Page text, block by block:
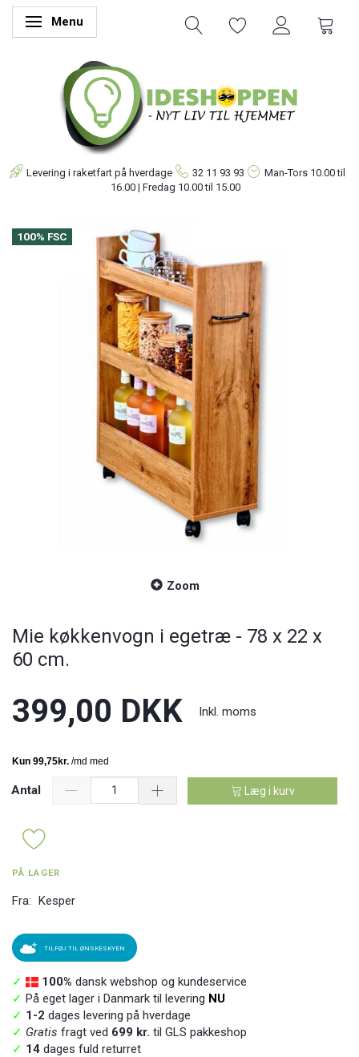
Skifte navigation
Menu
Levering i raketfart på hverdage 32 11 93 93 Man-Tors 10.00 til
16.00 | Fredag 10.00 til 15.00
100% FSC
Zoom
Mie køkkenvogn i egetræ - 78 x 22 x
60 cm.
399,00 DKK Inkl. moms
Antal Læg i kurv
PÅ LAGER
Fra: Kesper
TILFØJ TIL ØNSKESKYEN
✓ 100% dansk webshop og kundeservice
✓ På eget lager i Danmark til levering NU
✓ 1-2 dages levering på hverdage
✓ Gratis fragt ved 699 kr. til GLS pakkeshop
✓ 14 dages fuld returret